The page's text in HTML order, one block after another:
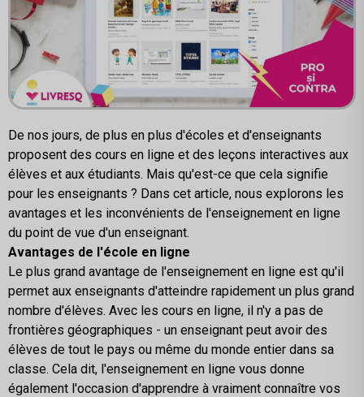
De nos jours, de plus en plus d'écoles et d'enseignants
proposent des cours en ligne et des leçons interactives aux
élèves et aux étudiants. Mais qu'est-ce que cela signifie
pour les enseignants ? Dans cet article, nous explorons les
avantages et les inconvénients de l'enseignement en ligne
du point de vue d'un enseignant.
Avantages de l'école en ligne
Le plus grand avantage de l'enseignement en ligne est qu'il
permet aux enseignants d'atteindre rapidement un plus grand
nombre d'élèves. Avec les cours en ligne, il n'y a pas de
frontières géographiques - un enseignant peut avoir des
élèves de tout le pays ou même du monde entier dans sa
classe. Cela dit, l'enseignement en ligne vous donne
également l'occasion d'apprendre à vraiment connaître vos